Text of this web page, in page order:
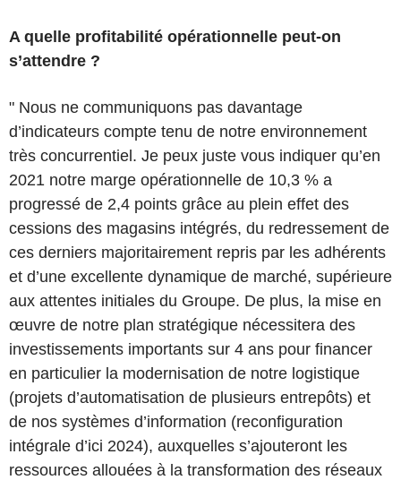
A quelle profitabilité opérationnelle peut-on
s’attendre ?
" Nous ne communiquons pas davantage
d’indicateurs compte tenu de notre environnement
très concurrentiel. Je peux juste vous indiquer qu’en
2021 notre marge opérationnelle de 10,3 % a
progressé de 2,4 points grâce au plein effet des
cessions des magasins intégrés, du redressement de
ces derniers majoritairement repris par les adhérents
et d’une excellente dynamique de marché, supérieure
aux attentes initiales du Groupe. De plus, la mise en
œuvre de notre plan stratégique nécessitera des
investissements importants sur 4 ans pour financer
en particulier la modernisation de notre logistique
(projets d’automatisation de plusieurs entrepôts) et
de nos systèmes d’information (reconfiguration
intégrale d’ici 2024), auxquelles s’ajouteront les
ressources allouées à la transformation des réseaux